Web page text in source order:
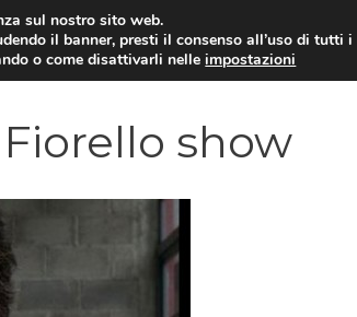
COIN GOSSIP NEWS DAL
show
sul nostro sito web.
il banner, presti il consenso all’uso di tutti i
o come disattivarli nelleimpostazioni